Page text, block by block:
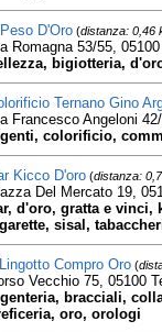
D'Oro(distanza: 0,46
Romagna 53/55, 05100
bigiotteria,
Ternano Gino
Francesco Angeloni
colorificio,
Kicco D'oro(distanza:
Del Mercato 19,
d'oro, gratta e
sisal,
Lingotto Compro Oro(
Vecchio 75, 05100
bracciali,
oro, orologi